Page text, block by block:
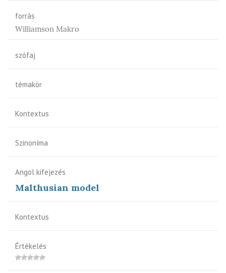
forrás
Williamson Makro
szófaj
témakör
Kontextus
Szinoníma
Angol kifejezés
Malthusian model
Kontextus
Értékelés